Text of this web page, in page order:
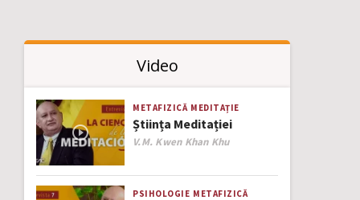
Video
METAFIZICĂ MEDITAȚIE
Știința Meditației
Author
V.M. Kwen Khan Khu
PSIHOLOGIE METAFIZICĂ